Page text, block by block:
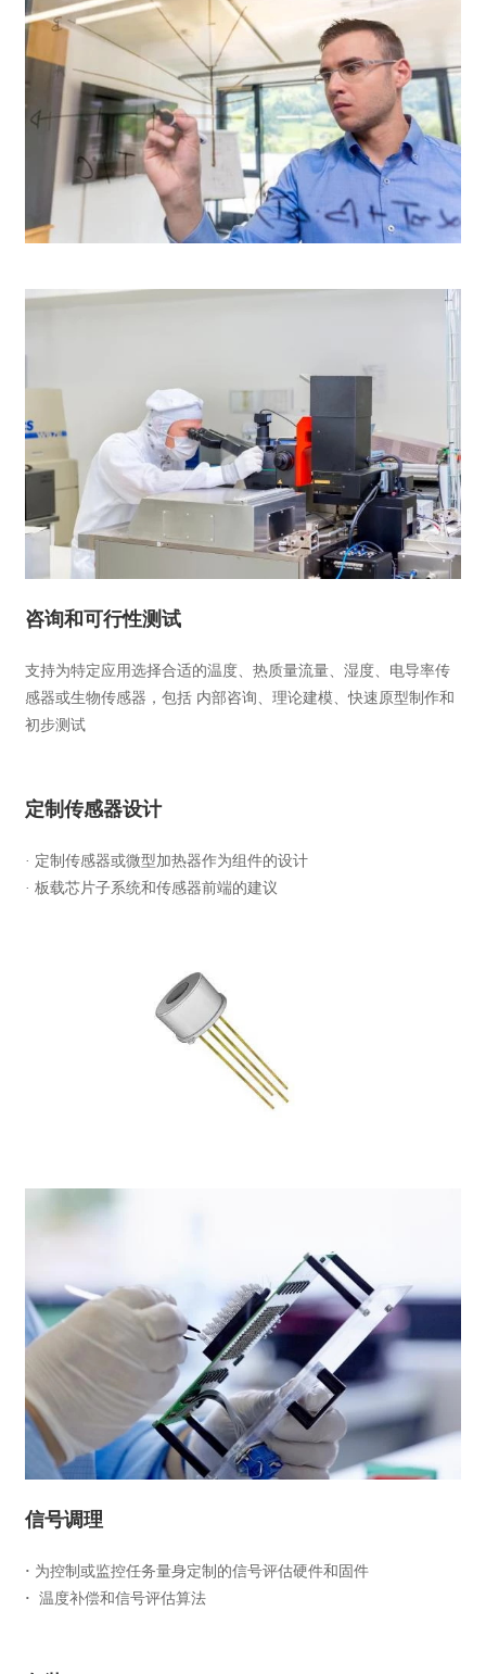
咨询和可行性测试
支持为特定应用选择合适的温度、热质量流量、湿度、电导率传
感器或生物传感器，包括 内部咨询、理论建模、快速原型制作和
初步测试
定制传感器设计
· 定制传感器或微型加热器作为组件的设计
· 板载芯片子系统和传感器前端的建议
信号调理
· 为控制或监控任务量身定制的信号评估硬件和固件
· 温度补偿和信号评估算法